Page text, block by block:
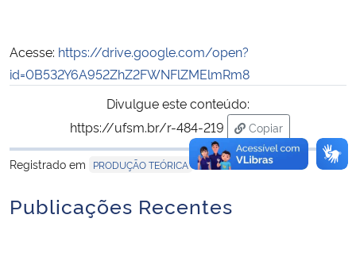
Acesse: https://drive.google.com/open?
id=0B532Y6A952ZhZ2FWNFlZMElmRm8
Divulgue este conteúdo:
https://ufsm.br/r-484-219
Copiar
para área de
Registrado em
PRODUÇÃO TEÓRICA
Publicações Recentes